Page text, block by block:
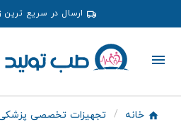
ارسال در سریع
خانه تجهیزات تخصصی